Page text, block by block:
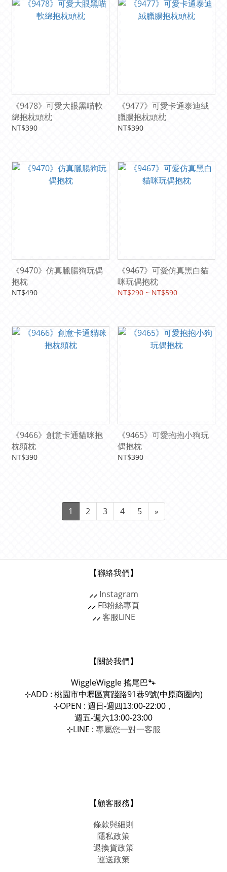
《9478》可愛大眼黑喵軟
綿抱枕頭枕
NT$390
《9477》可愛卡通泰迪絨
臘腸抱枕頭枕
NT$390
《9470》仿真臘腸狗玩偶
抱枕
NT$490
《9467》可愛仿真黑白貓
咪玩偶抱枕
NT$290 ~ NT$590
《9466》創意卡通貓咪抱
枕頭枕
NT$390
《9465》可愛抱抱小狗玩
偶抱枕
NT$390
1 2 3 4 5 »
【聯絡我們】
⸝⸝ Instagram
⸝⸝ FB粉絲專頁
⸝⸝客服LINE
【關於我們】
WiggleWiggle搖尾巴🐾
⊹ADD : 桃園市中壢區實踐路91巷9號(中原商圈內)
⊹OPEN : 週日-週四13:00-22:00，
週五-週六13:00-23:00
⊹LINE : 專屬您一對一客服
【顧客服務】
條款與細則
隱私政策
退換貨政策
運送政策